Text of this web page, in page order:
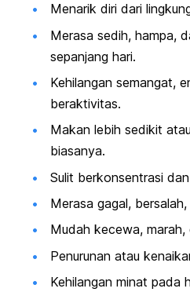
Menarik diri dari
Merasa sedih, hampa,
sepanjang hari.
Kehilangan semangat,
beraktivitas.
Makan lebih sedikit
biasanya.
Sulit berkonsentrasi
Merasa gagal,
Mudah kecewa, marah,
Penurunan atau
Kehilangan minat pada